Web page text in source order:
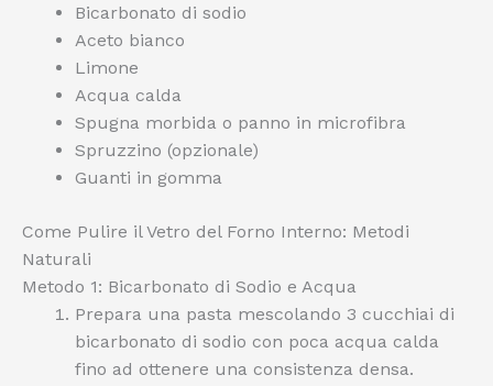
Bicarbonato di sodio
Aceto bianco
Limone
Acqua calda
Spugna morbida o panno in microfibra
Spruzzino (opzionale)
Guanti in gomma
Come Pulire il Vetro del Forno Interno: Metodi
Naturali
Metodo 1: Bicarbonato di Sodio e Acqua
Prepara una pasta mescolando 3 cucchiai di
bicarbonato di sodio con poca acqua calda
fino ad ottenere una consistenza densa.